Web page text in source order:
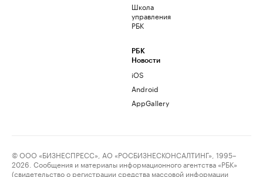
Школа
управления
РБК
РБК
Новости
iOS
Android
AppGallery
© ООО «БИЗНЕСПРЕСС», АО «РОСБИЗНЕСКОНСАЛТИНГ», 1995–
2026. Сообщения и материалы информационного агентства «РБК»
(свидетельство о регистрации средства массовой информации